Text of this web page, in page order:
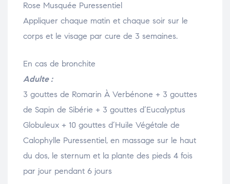
Rose Musquée Puressentiel
Appliquer chaque matin et chaque soir sur le
corps et le visage par cure de 3 semaines.
En cas de bronchite
Adulte :
3 gouttes de Romarin À Verbénone + 3 gouttes
de Sapin de Sibérie + 3 gouttes d’Eucalyptus
Globuleux + 10 gouttes d’Huile Végétale de
Calophylle Puressentiel, en massage sur le haut
du dos, le sternum et la plante des pieds 4 fois
par jour pendant 6 jours